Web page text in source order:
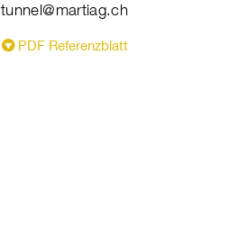
tunnel@martiag.ch
PDF Referenzblatt